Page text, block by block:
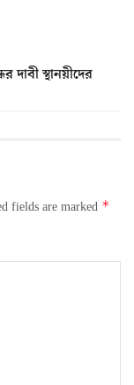
দাবী স্থানয়ীদের
fields are marked *